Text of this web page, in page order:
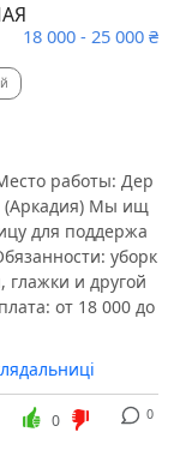
18 000 - 25 000 ₴
работы: Дер
(Аркадия) Мы ищ
для поддержа
уборк
глажки и другой
от 18 000 до
0
0